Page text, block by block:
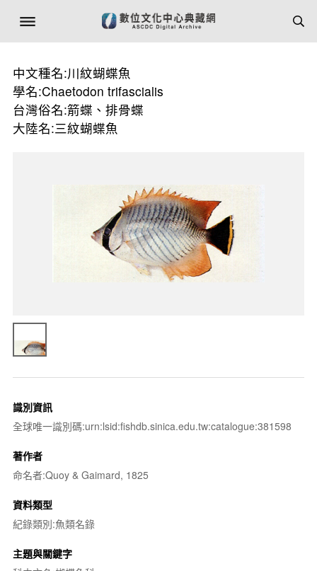
中文種名:川紋蝴蝶魚
學名:Chaetodon trifascialis
台灣俗名:箭蝶、排骨蝶
大陸名:三紋蝴蝶魚
識別資訊
全球唯一識別碼:urn:lsid:fishdb.sinica.edu.tw:catalogue:381598
著作者
命名者:Quoy & Gaimard, 1825
資料類型
紀錄類別:魚類名錄
主題與關鍵字